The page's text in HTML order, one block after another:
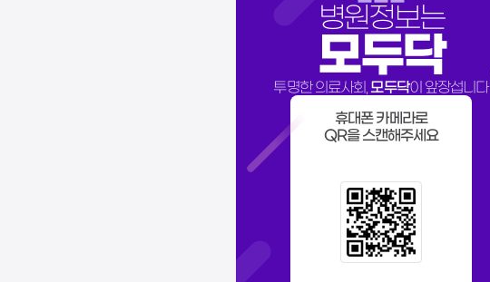
병원정보는
모두닥
투명한 의료사회, 모두닥이 앞장섭니다
휴대폰 카메라로
QR을 스캔해주세요